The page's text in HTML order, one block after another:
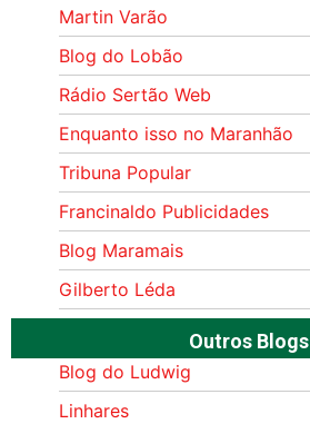
Martin Varão
Blog do Lobão
Rádio Sertão Web
Enquanto isso no Maranhão
Tribuna Popular
Francinaldo Publicidades
Blog Maramais
Gilberto Léda
Outros Blogs
Blog do Ludwig
Linhares